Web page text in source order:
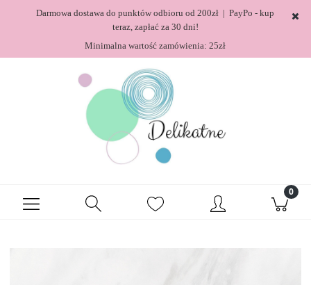
Darmowa dostawa do punktów odbioru od 200zł | PayPo - kup
teraz, zapłać za 30 dni!
Minimalna wartość zamówienia: 25zł